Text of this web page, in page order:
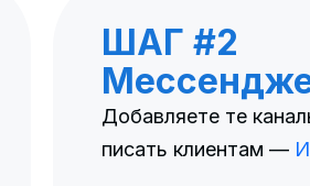
ШАГ #2
Добавляете те
писать клиентам —